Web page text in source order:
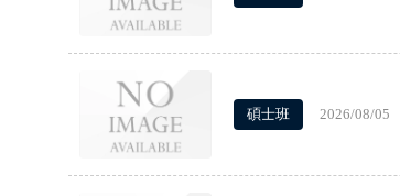
碩士班 2026/08/05